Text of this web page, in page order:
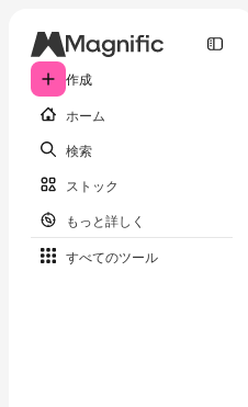
作成
ホーム
検索
ストック
もっと詳しく
すべてのツール